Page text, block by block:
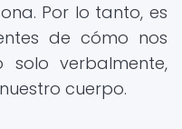
Por lo tanto, es
de cómo nos
solo verbalmente,
cuerpo.